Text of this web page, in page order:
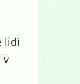
lidi
v